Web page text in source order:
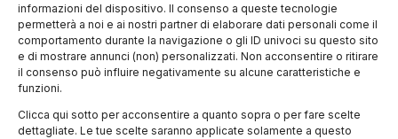
informazioni del dispositivo. Il consenso a queste tecnologie
permetterà a noi e ai nostri partner di elaborare dati personali come il
comportamento durante la navigazione o gli ID univoci su questo sito
e di mostrare annunci (non) personalizzati. Non acconsentire o ritirare
il consenso può influire negativamente su alcune caratteristiche e
funzioni.
Clicca qui sotto per acconsentire a quanto sopra o per fare scelte
dettagliate. Le tue scelte saranno applicate solamente a questo